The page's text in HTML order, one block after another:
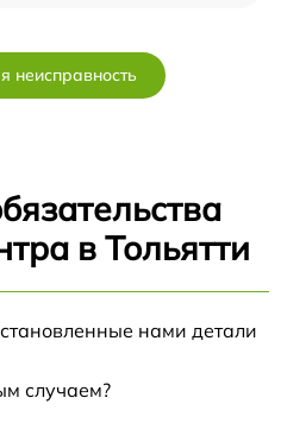
неисправность
в Тольятти
нами детали
случаем?